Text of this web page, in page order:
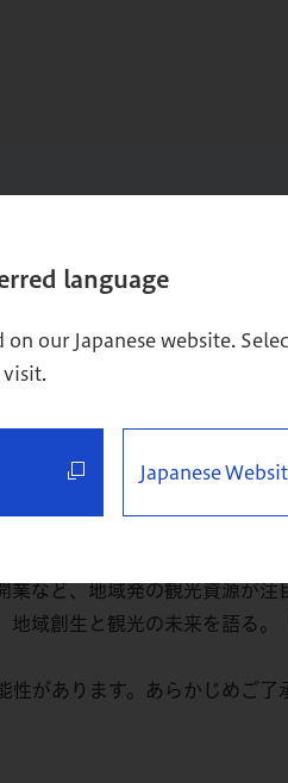
language
on our Japanese website.
Japanese
最前線 ～8兆円産業から15
年、訪日外国人旅行者数は
など、地域発の観光資源が
域創生と観光の未来を語る。
があります。あらかじめご了